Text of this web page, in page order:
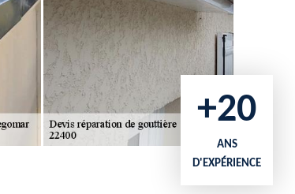
+20
ANS
D'EXPÉRIENCE